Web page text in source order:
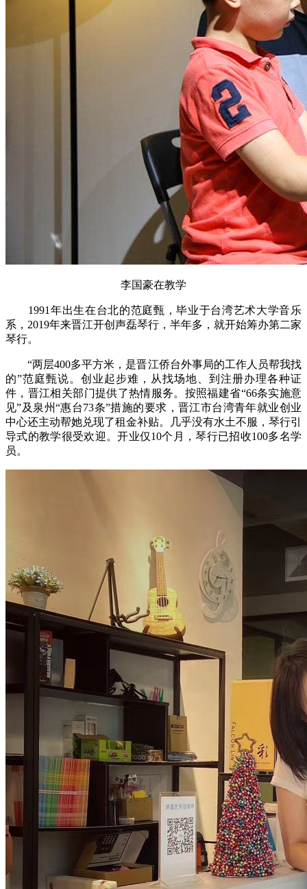
李国豪在教学
1991年出生在台北的范庭甄，毕业于台湾艺术大学音乐
系，2019年来晋江开创声磊琴行，半年多，就开始筹办第二家
琴行。
“两层400多平方米，是晋江侨台外事局的工作人员帮我找
的”范庭甄说。创业起步难，从找场地、到注册办理各种证
件，晋江相关部门提供了热情服务。按照福建省“66条实施意
见”及泉州“惠台73条”措施的要求，晋江市台湾青年就业创业
中心还主动帮她兑现了租金补贴。几乎没有水土不服，琴行引
导式的教学很受欢迎。开业仅10个月，琴行已招收100多名学
员。